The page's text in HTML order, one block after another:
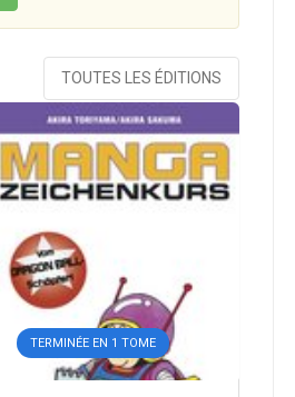
TOUTES LES ÉDITIONS
TERMINÉE EN 1 TOME